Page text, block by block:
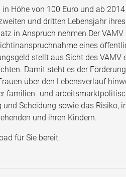
Höhe von 100 Euro und ab
und dritten Lebensjahr
in Anspruch nehmen.Der VAMV
eines
stellt aus Sicht des VAMV
Damit steht es der
über den Lebensverlauf
familien- und
Scheidung sowie das Risiko,
und ihren Kindern.
für Sie bereit.